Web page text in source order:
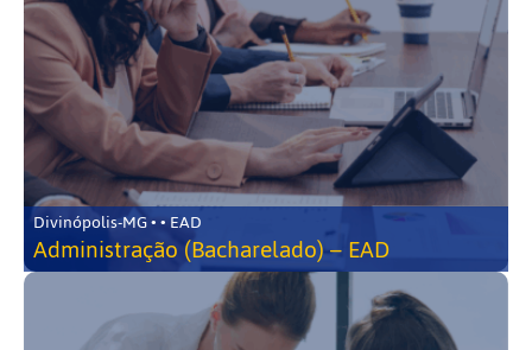
Divinópolis-MG • • EAD
Administração (Bacharelado) – EAD